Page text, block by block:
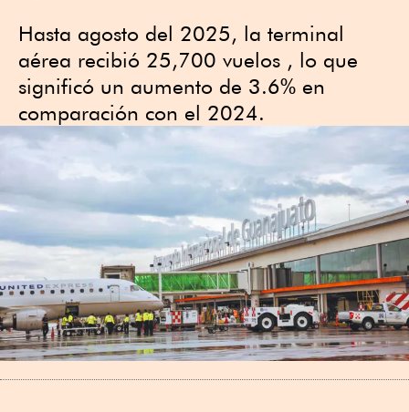
Hasta agosto del 2025, la terminal
aérea recibió 25,700 vuelos , lo que
significó un aumento de 3.6% en
comparación con el 2024.